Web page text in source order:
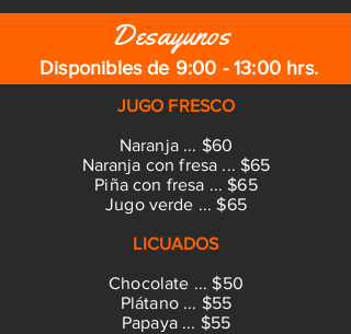
Desayunos
Disponibles de 9:00 - 13:00 hrs.
JUGO FRESCO
Naranja ... $60
Naranja con fresa ... $65
Piña con fresa ... $65
Jugo verde ... $65
LICUADOS
Chocolate ... $50
Plátano ... $55
Papaya ... $55